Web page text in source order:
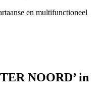
en multifunctioneel
NOORD’ in